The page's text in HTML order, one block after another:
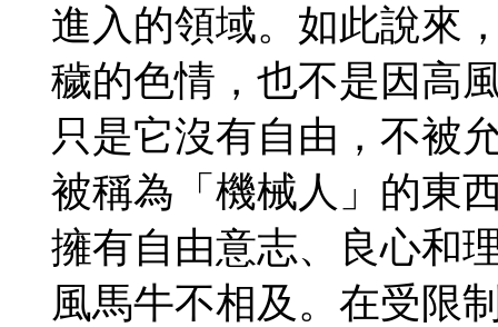
進入的領域。如此說來
穢的色情，也不是因高
只是它沒有自由，不被
被稱為「機械人」的東
擁有自由意志、良心和
風馬牛不相及。在受限